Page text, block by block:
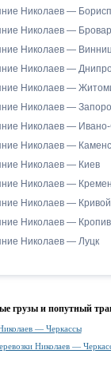
Николаев —
Николаев —
Николаев —
Николаев — Днипро
Николаев —
Николаев —
Николаев — Ивано-
Николаев —
Николаев — Киев
Николаев —
Николаев — Кривой
Николаев —
Николаев — Луцк
грузы и попутный
— Черкассы
Николаев —